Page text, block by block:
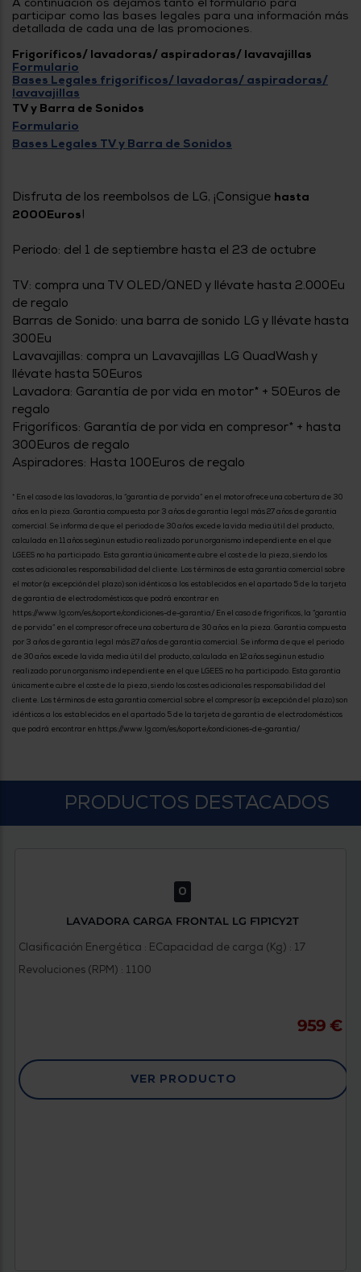
ti
y
con
mejor
plazo
de
entrega
te
pedimos
tu
postal?
con
horasy/o
cercanos
Priorizamos
la entrega
con
instaladores
Te
mostramos
tu tienda
cercana
Ahorramos
en
combustible
ycuidamos
el planeta
VALIDAR
O
también
puedes:
Iniciar
sesión Registrarse
A continuación os dejamos tanto el formulario para
participar como las bases legales para una información más
detallada de cada una de las promociones.
Frigoríficos/ lavadoras/ aspiradoras/ lavavajillas
Formulario
Bases Legales frigoríficos/ lavadoras/ aspiradoras/
lavavajillas
TV y Barra de Sonidos
Formulario
Bases Legales TV y Barra de Sonidos
Disfruta de los reembolsos de LG, ¡Consigue hasta
2000Euros!
Periodo: del 1 de septiembre hasta el 23 de octubre
TV: compra una TV OLED/QNED y llévate hasta 2.000Eu
de regalo
Barras de Sonido: una barra de sonido LG y llévate hasta
300Eu
Lavavajillas: compra un Lavavajillas LG QuadWash y
llévate hasta 50Euros
Lavadora: Garantía de por vida en motor* + 50Euros de
regalo
Frigoríficos: Garantía de por vida en compresor* + hasta
300Euros de regalo
Aspiradores: Hasta 100Euros de regalo
* En el caso de las lavadoras, la “garantía de por vida” en el motor ofrece una cobertura de 30
años en la pieza. Garantía compuesta por 3 años de garantía legal más 27 años de garantía
comercial. Se informa de que el periodo de 30 años excede la vida media útil del producto,
calculada en 11 años según un estudio realizado por un organismo independiente en el que
LGEES no ha participado. Esta garantía únicamente cubre el coste de la pieza, siendo los
costes adicionales responsabilidad del cliente. Los términos de esta garantía comercial sobre
el motor (a excepción del plazo) son idénticos a los establecidos en el apartado 5 de la tarjeta
de garantía de electrodomésticos que podrá encontrar en
https://www.lg.com/es/soporte/condiciones-de-garantia/ En el caso de frigoríficos, la “garantía
de por vida” en el compresor ofrece una cobertura de 30 años en la pieza. Garantía compuesta
por 3 años de garantía legal más 27 años de garantía comercial. Se informa de que el periodo
de 30 años excede la vida media útil del producto, calculada en 12 años según un estudio
realizado por un organismo independiente en el que LGEES no ha participado. Esta garantía
únicamente cubre el coste de la pieza, siendo los costes adicionales responsabilidad del
cliente. Los términos de esta garantía comercial sobre el compresor (a excepción del plazo) son
idénticos a los establecidos en el apartado 5 de la tarjeta de garantía de electrodomésticos
que podrá encontrar en https://www.lg.com/es/soporte/condiciones-de-garantia/
PRODUCTOS DESTACADOS
0
LAVADORA CARGA FRONTAL LG F1P1CY2T
Clasificación Energética : ECapacidad de carga (Kg) : 17
Revoluciones (RPM) : 1100
959 €
VER PRODUCTO